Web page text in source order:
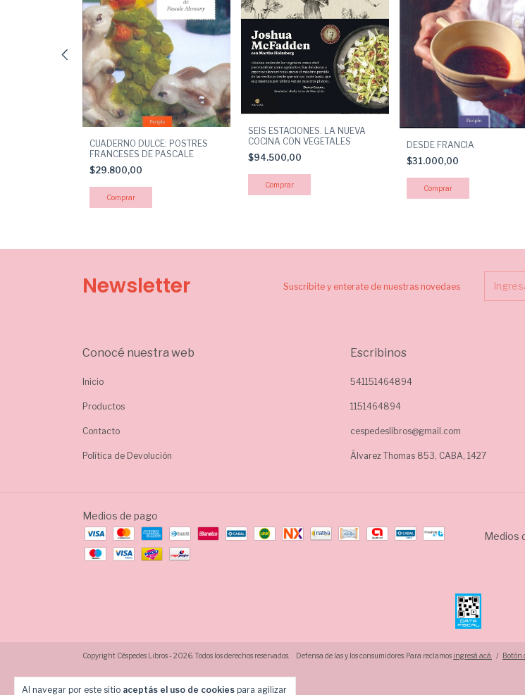
Al navegar por este sitio aceptás el uso de cookies para agilizar
CUADERNO DULCE: POSTRES
FRANCESES DE PASCALE
$29.800,00
SEIS ESTACIONES. LA NUEVA
COCINA CON VEGETALES
$94.500,00
DESDE FRANCIA
$31.000,00
Newsletter Suscribite y enterate de nuestras novedaes
Conocé nuestra web
Inicio
Productos
Contacto
Política de Devolución
Escribinos
541151464894
1151464894
cespedeslibros@gmail.com
Álvarez Thomas 853, CABA, 1427
Medios de pago
Medios
Copyright Céspedes Libros - 2026. Todos los derechos reservados. Defensa de las y los consumidores. Para reclamos ingresá acá. / Botón